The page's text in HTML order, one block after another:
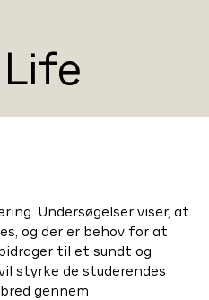
Undersøgelser viser, at
og der er behov for at
til et sundt og
styrke de studerendes
gennem